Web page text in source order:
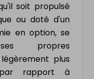
soit propulsé
ou doté d'un
en option, se
propres
plus
rapport à